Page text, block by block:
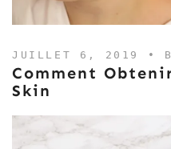
JUILLET 6, 2019 •
Comment
Skin